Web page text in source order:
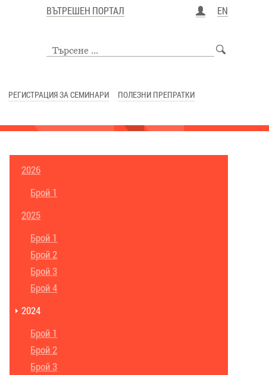
ВЪТРЕШЕН ПОРТАЛ EN
РЕГИСТРАЦИЯ ЗА СЕМИНАРИ
ПОЛЕЗНИ ПРЕПРАТКИ
2026
Брой 1
2025
Брой 1
Брой 2
Брой 3
Брой 4
2024
Брой 1
Брой 2
Брой 3